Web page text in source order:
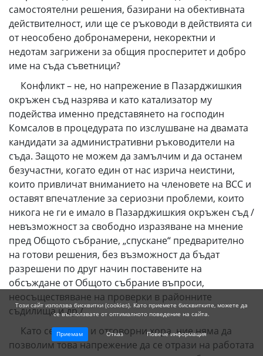
самостоятелни решения, базирани на обективната
действителност, или ще се ръководи в действията си
от неособено добронамерени, некоректни и
недотам загрижени за общия просперитет и добро
име на съда съветници?
Конфликт – не, но напрежение в Пазарджишкия
окръжен съд назрява и като катализатор му
подейства именно представянето на господин
Комсалов в процедурата по изслушване на двамата
кандидати за административни ръководители на
съда. Защото не можем да замълчим и да останем
безучастни, когато един от нас изрича неистини,
които привличат вниманието на членовете на ВСС и
оставят впечатление за сериозни проблеми, които
никога не ги е имало в Пазарджишкия окръжен съд /
невъзможност за свободно изразяване на мнение
пред Общото събрание, „спускане“ предварително
на готови решения, без възможност да бъдат
разрешени по друг начин поставените на
обсъждане от Общото събрание въпроси,
неосъществяване на проверки в районните
съдилища и др./
Като сериозни и отговорни хора, ние няма да
позволим това напрежение да се отрази на работата
Този сайт използва бисквитки (cookies). Като приемете бисквитките, можете да
се възползвате от оптималното поведение на сайта.
Приемам Отказ Повече информация